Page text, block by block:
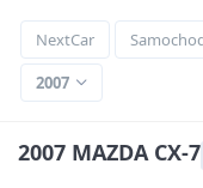
NextCar
2007
2007 MAZDA CX-7